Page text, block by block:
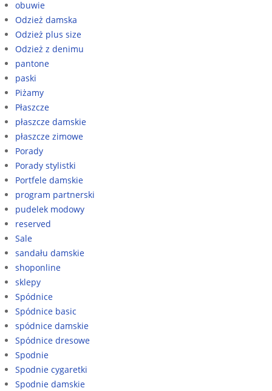
obuwie
Odzież damska
Odzież plus size
Odzież z denimu
pantone
paski
Piżamy
Płaszcze
płaszcze damskie
płaszcze zimowe
Porady
Porady stylistki
Portfele damskie
program partnerski
pudelek modowy
reserved
Sale
sandału damskie
shoponline
sklepy
Spódnice
Spódnice basic
spódnice damskie
Spódnice dresowe
Spodnie
Spodnie cygaretki
Spodnie damskie